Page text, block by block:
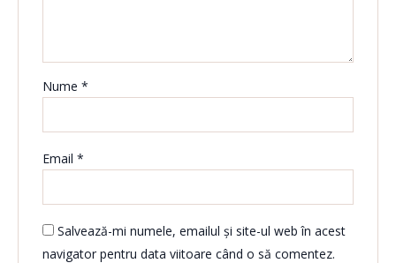
Nume *
Email *
Salvează-mi numele, emailul și site-ul web în acest
navigator pentru data viitoare când o să comentez.